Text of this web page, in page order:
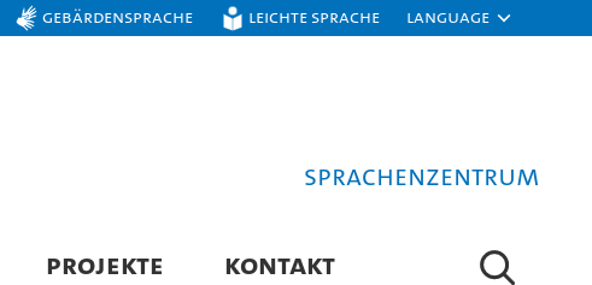
Gebärdensprache Leichte Sprache Language
Sprachenzentrum
PROJEKTE KONTAKT